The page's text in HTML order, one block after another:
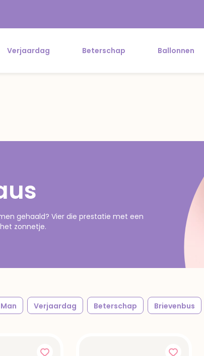
Verjaardag Beterschap Ballonnen
gehaald? Vier die prestatie met een
zonnetje.
Man Verjaardag Beterschap Brievenbus